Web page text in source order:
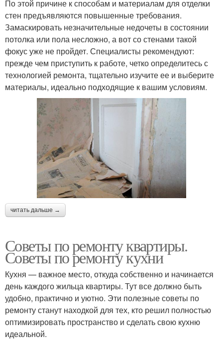
По этой причине к способам и материалам для отделки
стен предъявляются повышенные требования.
Замаскировать незначительные недочеты в состоянии
потолка или пола несложно, а вот со стенами такой
фокус уже не пройдет. Специалисты рекомендуют:
прежде чем приступить к работе, четко определитесь с
технологией ремонта, тщательно изучите ее и выберите
материалы, идеально подходящие к вашим условиям.
читать дальше →
Советы по ремонту квартиры.
Советы по ремонту кухни
Кухня — важное место, откуда собственно и начинается
день каждого жильца квартиры. Тут все должно быть
удобно, практично и уютно. Эти полезные советы по
ремонту станут находкой для тех, кто решил полностью
оптимизировать пространство и сделать свою кухню
идеальной.